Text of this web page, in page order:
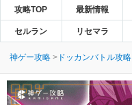
攻略TOP 最新情報
セルラン リセマラ
神ゲー攻略 ドッカンバトル攻略